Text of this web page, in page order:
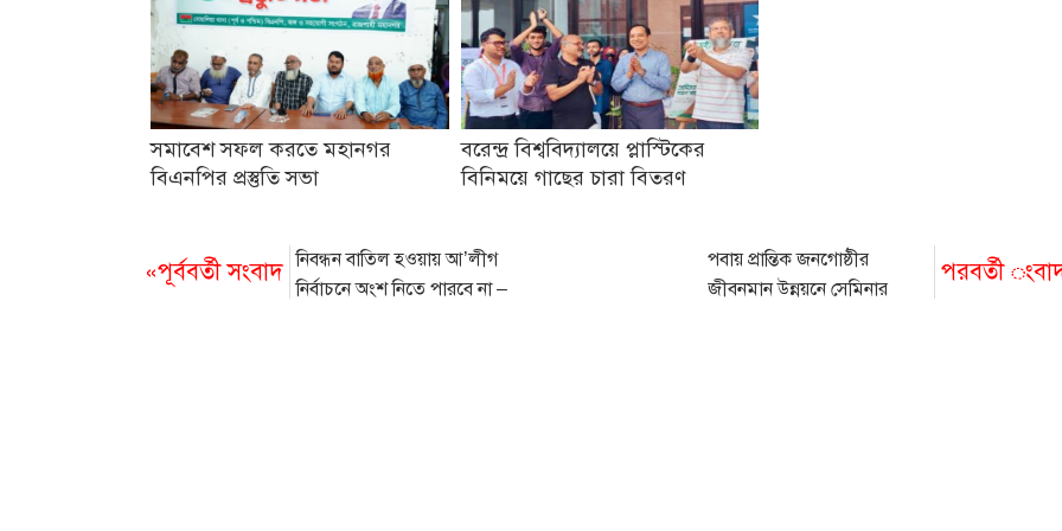
সমাবেশ সফল করতে মহানগর
বিএনপির প্রস্তুতি সভা
বরেন্দ্র বিশ্ববিদ্যালয়ে প্লাস্টিকের
বিনিময়ে গাছের চারা বিতরণ
«পূর্ববর্তী সংবাদ নিবন্ধন বাতিল হওয়ায় আ’লীগ
নির্বাচনে অংশ নিতে পারবে না –
পরবর্তী
পবায় প্রান্তিক জনগোষ্ঠীর
জীবনমান উন্নয়নে সেমিনার